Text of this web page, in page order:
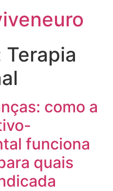
Terapia
como a
funciona
quais